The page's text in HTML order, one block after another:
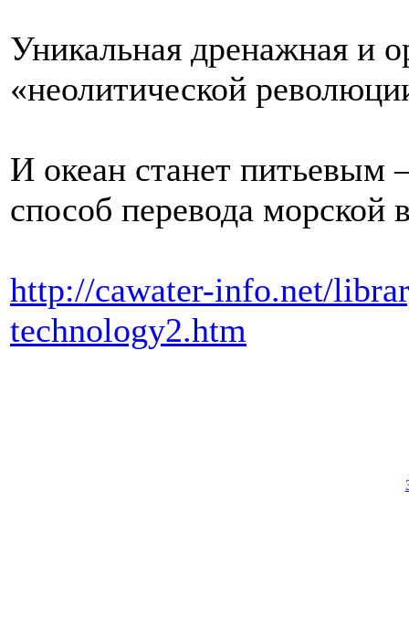
Уникальная дренажная и
«неолитической
И океан станет
способ перевода морской
http://cawater-info.net/
technology2.htm